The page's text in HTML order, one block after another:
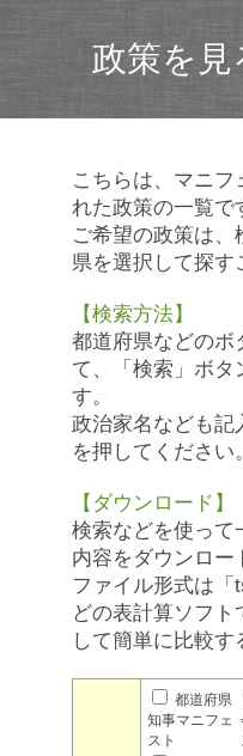
政策を見
こちらは、マニフ
れた政策の一覧で
ご希望の政策は
県を選択して探す
【検索方法】
都道府県などのボ
て、「検索」ボタ
す。
政治家名なども記
を押してください。
【ダウンロード】
検索などを使って
内容をダウンロー
ファイル形式は
どの表計算ソフト
して簡単に比較す
都道府県
知事マニフェ
スト